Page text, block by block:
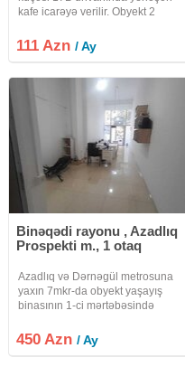
kafe icarəyə verilir. Obyekt 2
çoxdur fəaliyyət göstərir və daimi
müştəri bazası var. İcarə qiyməti
111 Azn/ Ay
Binəqədi rayonu , Azadlıq
Prospekti m., 1 otaq
Azadlıq və Dərnəgül metrosuna
yaxın 7mkr-da obyekt yaşayış
binasının 1-ci mərtəbəsində
ibarətdir. Döşəmə metlaxdır.
Obyektin sənəti qeyri yaşayış
450 Azn/ Ay